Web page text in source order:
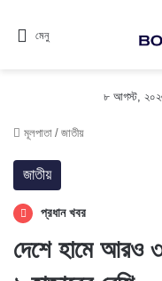
মেনু
৮ আগস্ট, ২০২৬
মূলপাতা / জাতীয়
জাতীয়
প্রধান খবর
দেশে হামে আরও